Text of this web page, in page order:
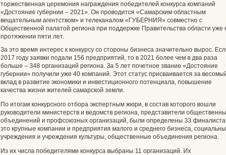
торжественная церемония награждения победителей конкурса компаний
«Достояние губернии – 2021». Он проводится «Самарским областным
вещательным агентством» и телеканалом «ГУБЕРНИЯ» совместно с
Общественной палатой региона при поддержке Правительства области уже
протяжении пяти лет.
За это время интерес к конкурсу со стороны бизнеса значительно вырос.
2017 году заявки подали 156 предприятий, то в 2021 более чем в два раза
больше – 348 организаций региона. За 5 лет почетное звание «Достояние
губернии» получили уже 40 компаний. Этот статус присваивается за
вклад в развитие экономики и инвестиционного потенциала, повышение
качества жизни жителей самарской земли.
По итогам конкурсного отбора экспертным жюри, в состав которого вошли
руководители министерств и ведомств региона, представители
объединений и профсоюзных организаций, были определены 33
это крупные компании и предприятия малого и среднего бизнеса,
учреждения и учреждения культуры, общественные объединения региона.
Из их числа победителями конкурса выбраны 11 организаций. Их